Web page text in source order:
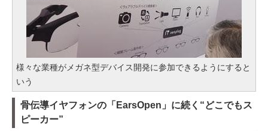
様々な業種がメガネ型デバイス開発に参加できるようにすると
いう
骨伝導イヤフォンの「EarsOpen」に続く“どこでもス
ピーカー”